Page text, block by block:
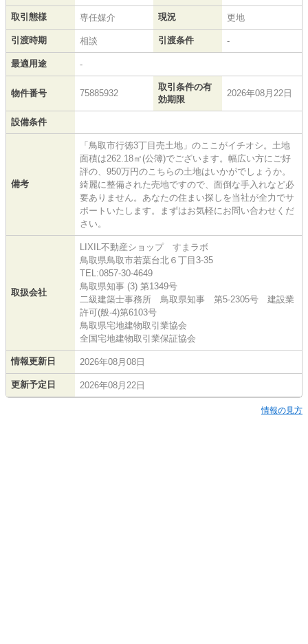
取引態様 専任媒介 現況 更地
引渡時期 相談 引渡条件 -
最適用途 -
物件番号 75885932
取引条件の有
効期限
2026年08月22日
設備条件
備考
「鳥取市行徳3丁目売土地」のここがイチオシ。土地
面積は262.18㎡(公簿)でございます。幅広い方にご好
評の、950万円のこちらの土地はいかがでしょうか。
綺麗に整備された売地ですので、面倒な手入れなど必
要ありません。あなたの住まい探しを当社が全力でサ
ポートいたします。まずはお気軽にお問い合わせくだ
さい。
取扱会社
LIXIL不動産ショップ すまラボ
鳥取県鳥取市若葉台北６丁目3-35
TEL:0857-30-4649
鳥取県知事 (3) 第1349号
二級建築士事務所 鳥取県知事 第5-2305号 建設業
許可(般-4)第6103号
鳥取県宅地建物取引業協会
全国宅地建物取引業保証協会
情報更新日 2026年08月08日
更新予定日 2026年08月22日
情報の見方